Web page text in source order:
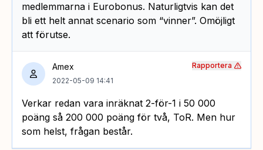
medlemmarna i Eurobonus. Naturligtvis kan det
bli ett helt annat scenario som “vinner”. Omöjligt
att förutse.
Amex
2022-05-09 14:41
Verkar redan vara inräknat 2-för-1 i 50 000
poäng så 200 000 poäng för två, ToR. Men hur
som helst, frågan består.
Rapportera